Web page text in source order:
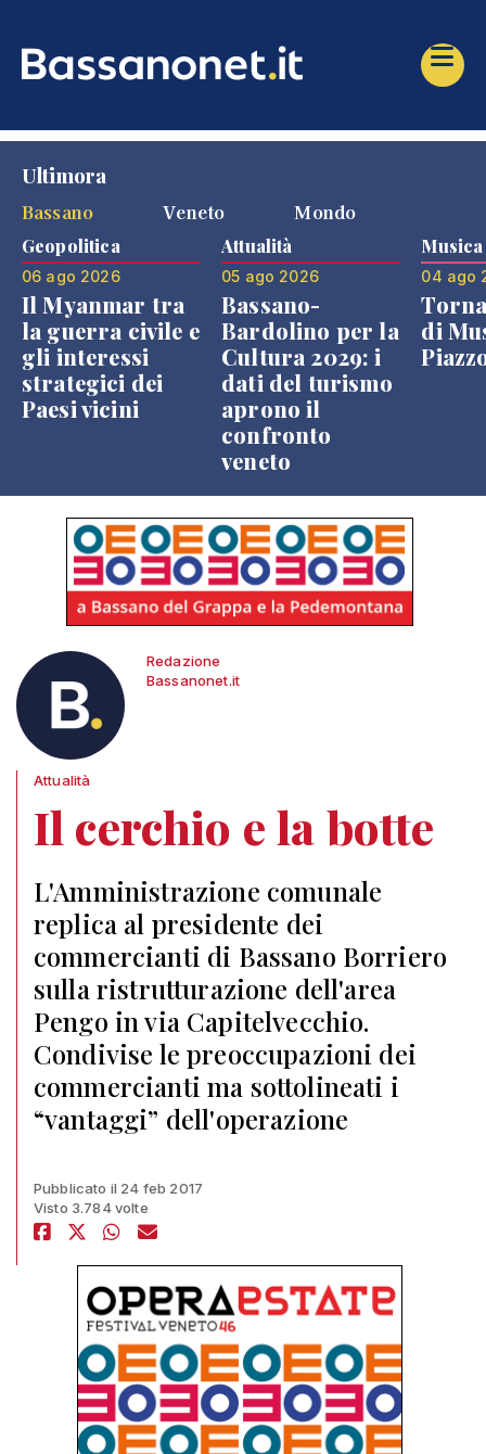
Ultimora
Bassano
Veneto Mondo
Geopolitica
06 ago 2026
Il Myanmar tra
la guerra civile e
gli interessi
strategici dei
Paesi vicini
Attualità
05 ago 2026
Bassano-
Bardolino per la
Cultura 2029: i
dati del turismo
aprono il
confronto
veneto
Musica
04 ago
di
Redazione
Bassanonet.it
Attualità
Il cerchio e la botte
L'Amministrazione comunale
replica al presidente dei
commercianti di Bassano Borriero
sulla ristrutturazione dell'area
Pengo in via Capitelvecchio.
Condivise le preoccupazioni dei
commercianti ma sottolineati i
“vantaggi” dell'operazione
Pubblicato il 24 feb 2017
Visto 3.784 volte